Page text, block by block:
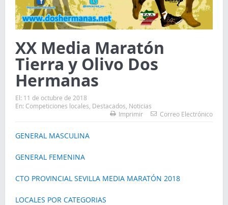
XX Media Maratón
Tierra y Olivo Dos
Hermanas
El: 11 de octubre de 2018
En: Competiciones locales Destacados Noticias
Imprimir
Correo Electrónico
GENERAL MASCULINA
GENERAL FEMENINA
CTO PROVINCIAL SEVILLA MEDIA MARATÓN 2018
LOCALES POR CATEGORIAS